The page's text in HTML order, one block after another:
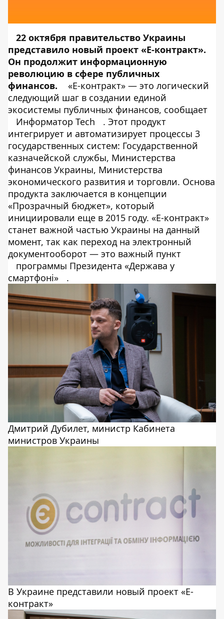
22 октября правительство Украины
представило новый проект «Е-контракт».
Он продолжит информационную
революцию в сфере публичных
финансов.
«Е-контракт» — это логический
следующий шаг в создании единой
экосистемы публичных финансов, сообщает
Информатор Tech
. Этот продукт
интегрирует и автоматизирует процессы 3
государственных систем: Государственной
казначейской службы, Министерства
финансов Украины, Министерства
экономического развития и торговли. Основа
продукта заключается в концепции
«Прозрачный бюджет», который
инициировали еще в 2015 году. «Е-контракт»
станет важной частью Украины на данный
момент, так как переход на электронный
документооборот — это важный пункт
программы Президента «Держава у
смартфоні»
.
Дмитрий Дубилет, министр Кабинета
министров Украины
В Украине представили новый проект «Е-
контракт»